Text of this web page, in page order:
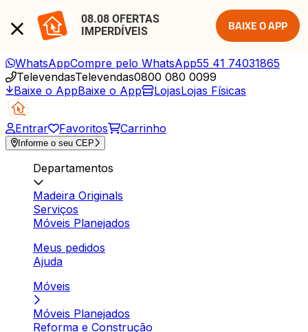
08.08 OFERTAS
IMPERDÍVEIS
BAIXE O APP
WhatsAppCompre pelo WhatsApp55 41 74031865
TelevendasTelevendas0800 080 0099
Baixe o AppBaixe o App LojasLojas Físicas
Entrar Favoritos Carrinho
Informe o seu CEP
Departamentos
Madeira Originals
Serviços
Móveis Planejados
Meus pedidos
Ajuda
Móveis
Móveis Planejados
Reforma e Construção